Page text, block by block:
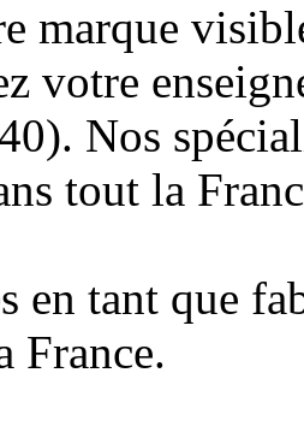
marque
votre
Nos
tout la
en tant que
France.